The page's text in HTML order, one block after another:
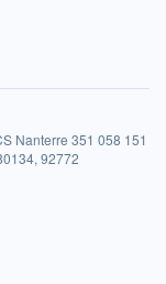
Nanterre 351 058 151
92772